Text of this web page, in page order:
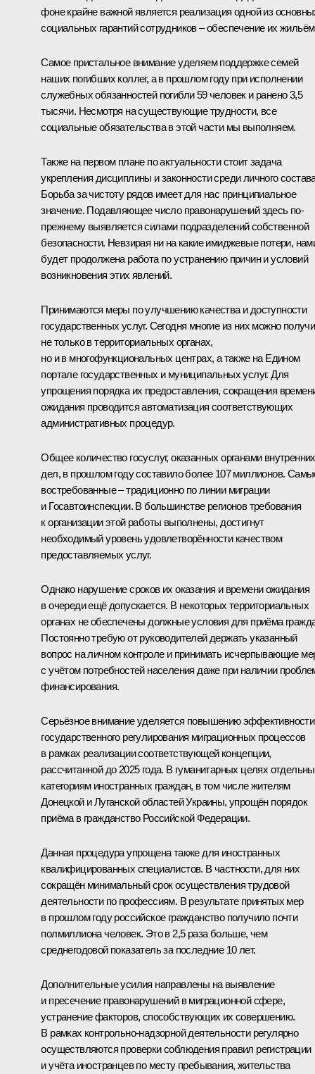
фоне крайне важной является реализация одной из
социальных гарантий сотрудников – обеспечение их
Самое пристальное внимание уделяем поддержке семей
наших погибших коллег, а в прошлом году при исполнении
служебных обязанностей погибли 59 человек и ранено 3,5
тысячи. Несмотря на существующие трудности, все
социальные обязательства в этой части мы выполняем.
Также на первом плане по актуальности стоит задача
укрепления дисциплины и законности среди личного
Борьба за чистоту рядов имеет для нас принципиальное
значение. Подавляющее число правонарушений здесь по-
прежнему выявляется силами подразделений собственной
безопасности. Невзирая ни на какие имиджевые потери,
будет продолжена работа по устранению причин и условий
возникновения этих явлений.
Принимаются меры по улучшению качества и доступности
государственных услуг. Сегодня многие из них можно
не только в территориальных органах,
но и в многофункциональных центрах, а также на Едином
портале государственных и муниципальных услуг. Для
упрощения порядка их предоставления, сокращения
ожидания проводится автоматизация соответствующих
административных процедур.
Общее количество госуслуг, оказанных органами внутренних
дел, в прошлом году составило более 107 миллионов.
востребованные – традиционно по линии миграции
и Госавтоинспекции. В большинстве регионов требования
к организации этой работы выполнены, достигнут
необходимый уровень удовлетворённости качеством
предоставляемых услуг.
Однако нарушение сроков их оказания и времени ожидания
в очереди ещё допускается. В некоторых территориальных
органах не обеспечены должные условия для приёма
Постоянно требую от руководителей держать указанный
вопрос на личном контроле и принимать исчерпывающие
с учётом потребностей населения даже при наличии
финансирования.
Серьёзное внимание уделяется повышению эффективности
государственного регулирования миграционных процессов
в рамках реализации соответствующей концепции,
рассчитанной до 2025 года. В гуманитарных целях
категориям иностранных граждан, в том числе жителям
Донецкой и Луганской областей Украины, упрощён порядок
приёма в гражданство Российской Федерации.
Данная процедура упрощена также для иностранных
квалифицированных специалистов. В частности, для них
сокращён минимальный срок осуществления трудовой
деятельности по профессиям. В результате принятых мер
в прошлом году российское гражданство получило почти
полмиллиона человек. Это в 2,5 раза больше, чем
среднегодовой показатель за последние 10 лет.
Дополнительные усилия направлены на выявление
и пресечение правонарушений в миграционной сфере,
устранение факторов, способствующих их совершению.
В рамках контрольно-надзорной деятельности регулярно
осуществляются проверки соблюдения правил регистрации
и учёта иностранцев по месту пребывания, жительства